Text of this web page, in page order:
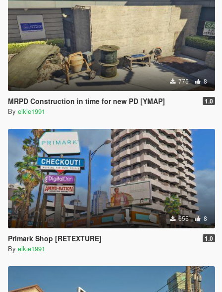
775 8
MRPD Construction in time for new PD [YMAP] 1.0
By elkie1991
655 8
Primark Shop [RETEXTURE] 1.0
By elkie1991